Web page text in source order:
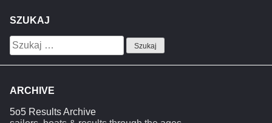
SZUKAJ
Szukaj:
ARCHIVE
5o5 Results Archive